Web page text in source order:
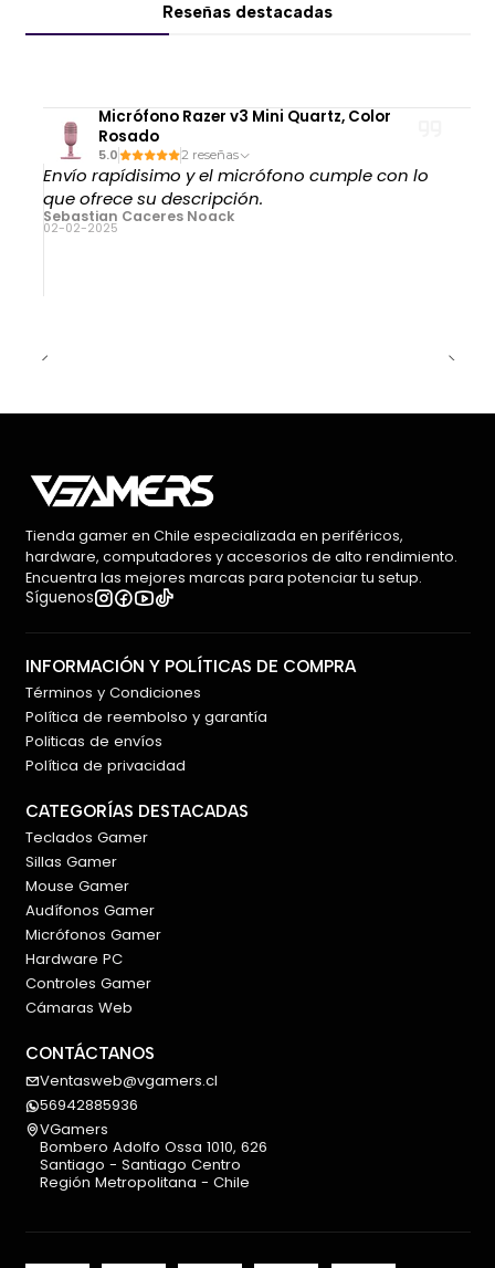
Reseñas destacadas
Micrófono Razer v3 Mini Quartz, Color
Rosado
5.0 2 reseñas
Envío rapídisimo y el micrófono cumple con lo
que ofrece su descripción.
Sebastian Caceres Noack
02-02-2025
Tienda gamer en Chile especializada en periféricos,
hardware, computadores y accesorios de alto rendimiento.
Encuentra las mejores marcas para potenciar tu setup.
Síguenos
INFORMACIÓN Y POLÍTICAS DE COMPRA
Términos y Condiciones
Política de reembolso y garantía
Politicas de envíos
Política de privacidad
CATEGORÍAS DESTACADAS
Teclados Gamer
Sillas Gamer
Mouse Gamer
Audífonos Gamer
Micrófonos Gamer
Hardware PC
Controles Gamer
Cámaras Web
CONTÁCTANOS
Ventasweb@vgamers.cl
56942885936
VGamers
Bombero Adolfo Ossa 1010, 626
Santiago - Santiago Centro
Región Metropolitana - Chile